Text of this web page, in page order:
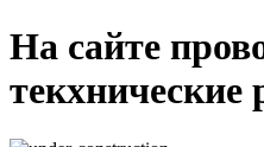
На сайте
текхнические